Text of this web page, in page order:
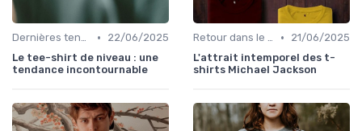
Dernières tendances •
22/06/2025
Le tee-shirt de niveau : une
tendance incontournable
Retour dans le temps •
21/06/2025
L'attrait intemporel des t-
shirts Michael Jackson